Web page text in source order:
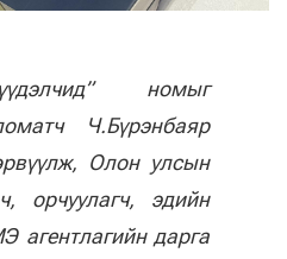
номыг
Ч.Бүрэнбаяр
Олон улсын
орчуулагч, эдийн
агентлагийн дарга